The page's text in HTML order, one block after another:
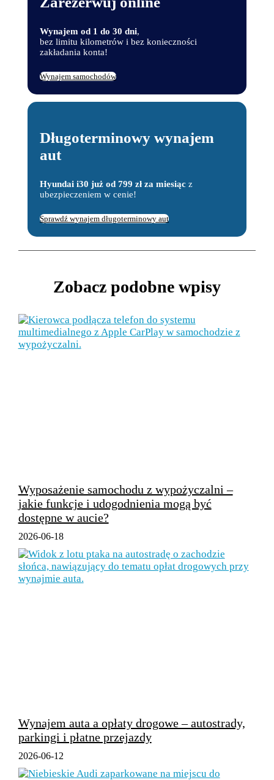
Wynajem od 1 do 30 dni,
bez limitu kilometrów i bez konieczności
zakładania konta!
Wynajem samochodów
Długoterminowy wynajem
aut
Hyundai i30 już od 799 zł za miesiąc z
ubezpieczeniem w cenie!
Sprawdź wynajem długoterminowy aut
Zobacz podobne wpisy
Wyposażenie samochodu z wypożyczalni –
jakie funkcje i udogodnienia mogą być
dostępne w aucie?
2026-06-18
Wynajem auta a opłaty drogowe – autostrady,
parkingi i płatne przejazdy
2026-06-12